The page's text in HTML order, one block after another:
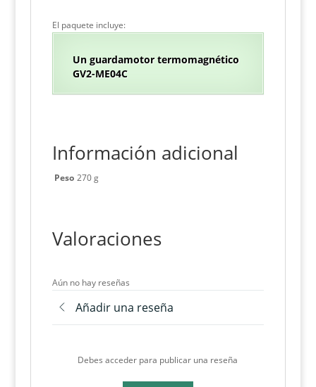
El paquete incluye:
Un guardamotor termomagnético
GV2-ME04C
Información adicional
Peso 270 g
Valoraciones
Aún no hay reseñas
Añadir una reseña
Debes acceder para publicar una reseña